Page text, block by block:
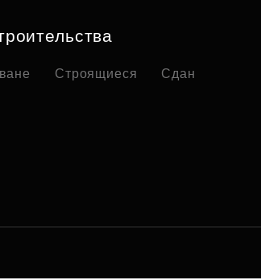
Строящиеся Сдан